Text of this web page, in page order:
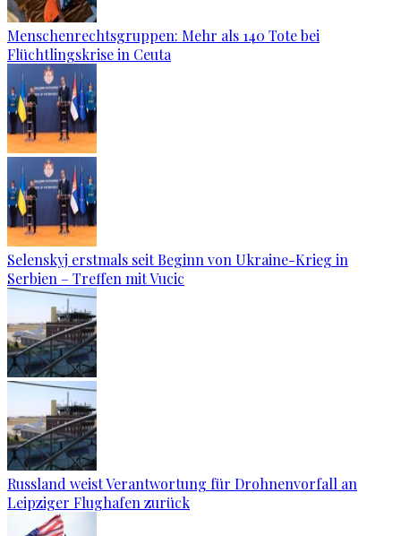
Menschenrechtsgruppen: Mehr als 140 Tote bei
Flüchtlingskrise in Ceuta
Selenskyj erstmals seit Beginn von Ukraine-Krieg in
Serbien – Treffen mit Vucic
Russland weist Verantwortung für Drohnenvorfall an
Leipziger Flughafen zurück